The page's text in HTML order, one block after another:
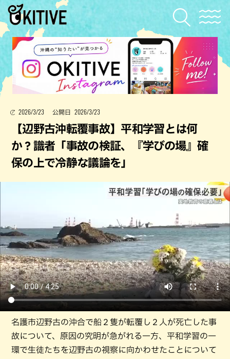
2026/3/23 公開日 2026/3/23
【辺野古沖転覆事故】平和学習とは何
か？識者「事故の検証、『学びの場』確
保の上で冷静な議論を」
名護市辺野古の沖合で船２隻が転覆し２人が死亡した事
故について、原因の究明が急がれる一方、平和学習の一
環で生徒たちを辺野古の視察に向かわせたことについて